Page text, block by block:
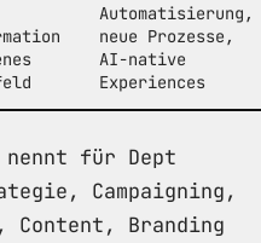
Automatisierung,
neue Prozesse,
AI-native
Experiences
nennt für Dept
Campaigning,
Content, Branding